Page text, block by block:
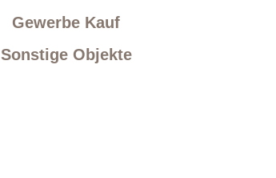
Gewerbe Kauf
Sonstige Objekte